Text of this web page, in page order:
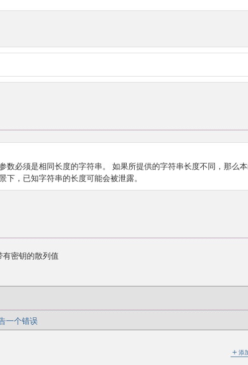
数必须是相同长度的字符串。 如果所提供的字符串长度不同，那么
下，已知字符串的长度可能会被泄露。
有密钥的散列值
一个错误
＋ 添